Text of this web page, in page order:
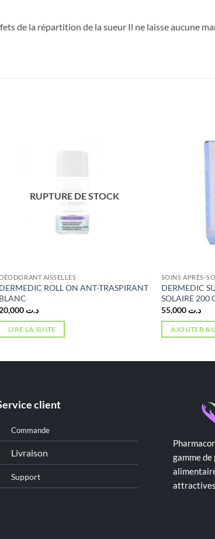
de la répartition de la sueur Il ne laisse aucune
RUPTURE DE STOCK
DÉODORANT AISSELLES
DERMEDIC ROLL ON ANT-TRASPIRANT
BLANC
د.ت
LIRE LA SUITE
SOINS APRÈS-
DERMEDIC
SOLAIRE 200
د.ت 55,000
AJOUTER
client
Commande
Livraison
Support
gamme